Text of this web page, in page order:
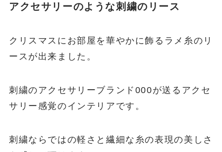
アクセサリーのような刺繍のリース
クリスマスにお部屋を華やかに飾るラメ糸のリ
ースが出来ました。
刺繍のアクセサリーブランド000が送るアクセ
サリー感覚のインテリアです。
刺繍ならではの軽さと繊細な糸の表現の美しさ